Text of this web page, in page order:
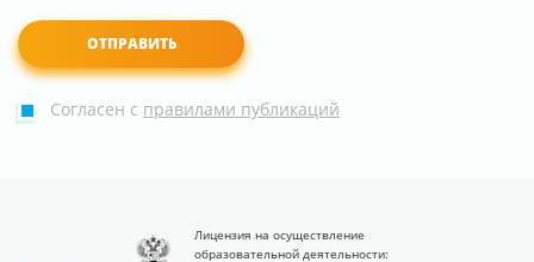
Согласен с правилами публикаций
Лицензия на осуществление
образовательной деятельности: